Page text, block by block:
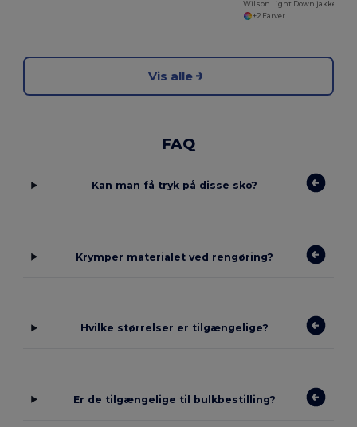
+2 Farver
Vis alle
FAQ
Kan man få tryk på disse sko?
Krymper materialet ved rengøring?
Hvilke størrelser er tilgængelige?
Er de tilgængelige til bulkbestilling?